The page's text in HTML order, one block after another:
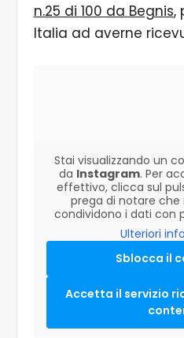
n.25 di 100 da Begnis,
Italia ad averne
Stai visualizzando un
da Instagram. Per
effettivo, clicca sul
prega di notare che
condividono i dati con
Ulteriori
Sblocca il
Accetta il servizio